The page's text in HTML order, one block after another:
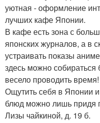
уютная - оформление
лучших кафе Японии.
В кафе есть зона с
японских журналов, а в
устраивать показы
здесь можно
весело проводить время!
Ощутить себя в Японии
блюд можно лишь придя
Лизы чайкиной, д. 19 б.